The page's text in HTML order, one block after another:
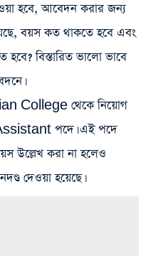
হবে, আবেদন করার জন্য
বয়স কত থাকতে হবে এবং
হবে? বিস্তারিত ভালো ভাবে
College থেকে নিয়োগ
পদে। এই পদে
উল্লেখ করা না হলেও
দেওয়া হয়েছে।